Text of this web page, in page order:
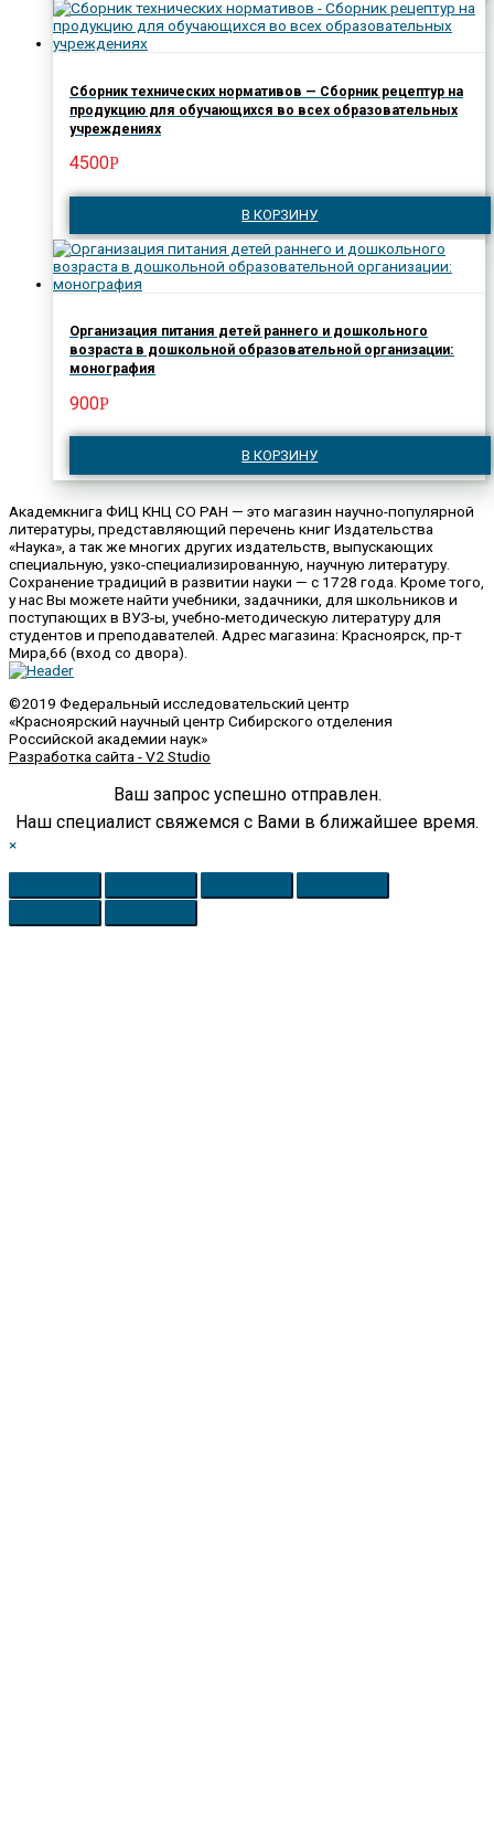
Сборник технических нормативов — Сборник рецептур на
продукцию для обучающихся во всех образовательных
учреждениях
4500Р
В КОРЗИНУ
Организация питания детей раннего и дошкольного
возраста в дошкольной образовательной организации:
монография
900Р
В КОРЗИНУ
Академкнига ФИЦ КНЦ СО РАН — это магазин научно-популярной
литературы, представляющий перечень книг Издательства
«Наука», а так же многих других издательств, выпускающих
специальную, узко-специализированную, научную литературу.
Сохранение традиций в развитии науки — с 1728 года. Кроме того,
у нас Вы можете найти учебники, задачники, для школьников и
поступающих в ВУЗ-ы, учебно-методическую литературу для
студентов и преподавателей. Адрес магазина: Красноярск, пр-т
Мира,66 (вход со двора).
©2019 Федеральный исследовательский центр
«Красноярский научный центр Сибирского отделения
Российской академии наук»
Разработка сайта - V2 Studio
Ваш запрос успешно отправлен.
Наш специалист свяжемся с Вами в ближайшее время.
×